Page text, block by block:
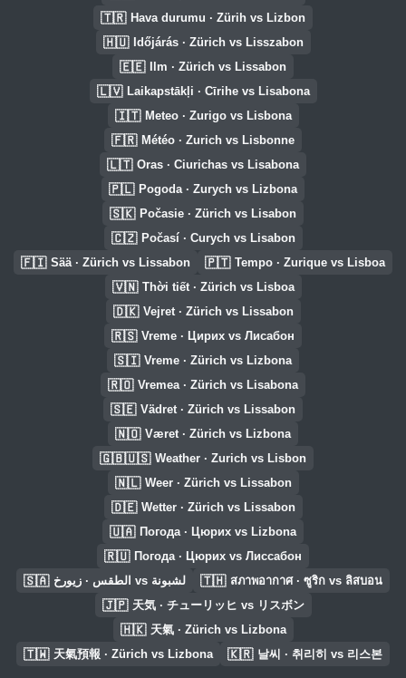
🇹🇷 Hava durumu · Zürih vs Lizbon
🇭🇺 Időjárás · Zürich vs Lisszabon
🇪🇪 Ilm · Zürich vs Lissabon
🇱🇻 Laikapstākļi · Cīrihe vs Lisabona
🇮🇹 Meteo · Zurigo vs Lisbona
🇫🇷 Météo · Zurich vs Lisbonne
🇱🇹 Oras · Ciurichas vs Lisabona
🇵🇱 Pogoda · Zurych vs Lizbona
🇸🇰 Počasie · Zürich vs Lisabon
🇨🇿 Počasí · Curych vs Lisabon
🇫🇮 Sää · Zürich vs Lissabon 🇵🇹 Tempo · Zurique vs Lisboa
🇻🇳 Thời tiết · Zürich vs Lisboa
🇩🇰 Vejret · Zürich vs Lissabon
🇷🇸 Vreme · Цирих vs Лисабон
🇸🇮 Vreme · Zürich vs Lizbona
🇷🇴 Vremea · Zürich vs Lisabona
🇸🇪 Vädret · Zürich vs Lissabon
🇳🇴 Været · Zürich vs Lizbona
🇬🇧🇺🇸 Weather · Zurich vs Lisbon
🇳🇱 Weer · Zürich vs Lissabon
🇩🇪 Wetter · Zürich vs Lissabon
🇺🇦 Погода · Цюрих vs Lizbona
🇷🇺 Погода · Цюрих vs Лиссабон
🇸🇦 الطقس · زيورخ vs لشبونة 🇹🇭 สภาพอากาศ · ซูริก vs ลิสบอน
🇯🇵 天気 · チューリッヒ vs リスボン
🇭🇰 天氣 · Zürich vs Lizbona
🇹🇼 天氣預報 · Zürich vs Lizbona 🇰🇷 날씨 · 취리히 vs 리스본